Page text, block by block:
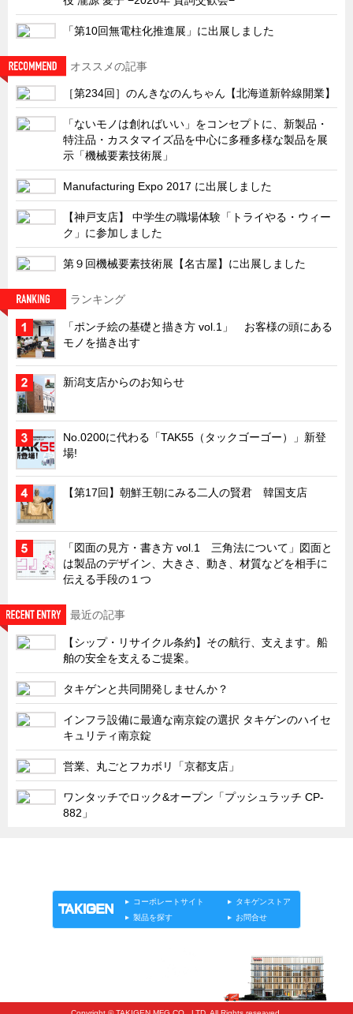
フリーザー・フードマシナリー関連
自動販売機・自動改札機関連
鉄道車両・駅舎関連
CATEGORY 連載
営業、丸ごとフカボリ
新製品開発最前線
Before After
隠れた名品
旬の野菜とタキゲン製品
PICK UP NEWS
ポンチ絵の基礎と描き方
図面の見方・書き方
キャビネット工業会規格「CA300」集中講義
ズバッとお悩み解決 テクニカル Q and A
瀧源点回帰
光る技術！未来へのモノづくり
ちょっとユニークなお客様
ビジサスニュース
ECOLOGY NEWS SCRAMBLE
わが街わが支店
支店所在地（歴史探訪）
ニッポン再発見
あれこれWATCH
こんなとき、どう言うの?
４コマ漫画 のんきなのんちゃん
CATEGORY タキゲンinfo.
お知らせ
展示会情報／出展告知
工場見学
海外出張
タキゲン売上ランキング
展示トラック
タキネタ
「第10回無電柱化推進展」に出展しました
オススメの記事
［第234回］のんきなのんちゃん【北海道新幹線開業】
「ないモノは創ればいい」をコンセプトに、新製品・
特注品・カスタマイズ品を中心に多種多様な製品を展
示「機械要素技術展」
Manufacturing Expo 2017 に出展しました
【神戸支店】 中学生の職場体験「トライやる・ウィー
ク」に参加しました
第９回機械要素技術展【名古屋】に出展しました
ランキング
「ポンチ絵の基礎と描き方 vol.1」 お客様の頭にある
モノを描き出す
新潟支店からのお知らせ
No.0200に代わる「TAK55（タックゴーゴー）」新登
場!
【第17回】朝鮮王朝にみる二人の賢君 韓国支店
「図面の見方・書き方 vol.1 三角法について」図面と
は製品のデザイン、大きさ、動き、材質などを相手に
伝える手段の１つ
最近の記事
【シップ・リサイクル条約】その航行、支えます。船
舶の安全を支えるご提案。
タキゲンと共同開発しませんか？
インフラ設備に最適な南京錠の選択 タキゲンのハイセ
キュリティ南京錠
営業、丸ごとフカボリ「京都支店」
ワンタッチでロック&オープン「プッシュラッチ CP-
882」
コーポレートサイト
タキゲンストア
製品を探す
お問合せ